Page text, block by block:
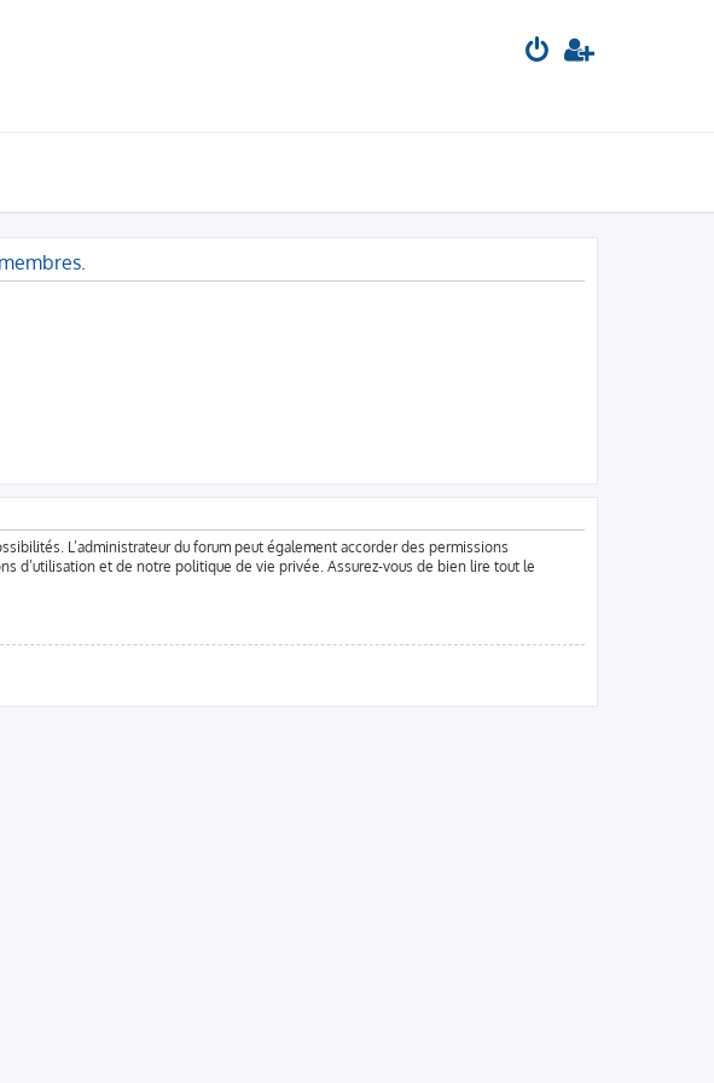
L’administrateur du forum peut également accorder des permissions
d’utilisation et de notre politique de vie privée. Assurez-vous de bien lire tout le